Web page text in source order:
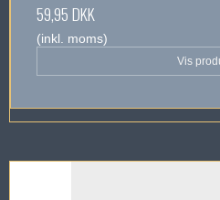
59,95 DKK
(inkl. moms)
Vis